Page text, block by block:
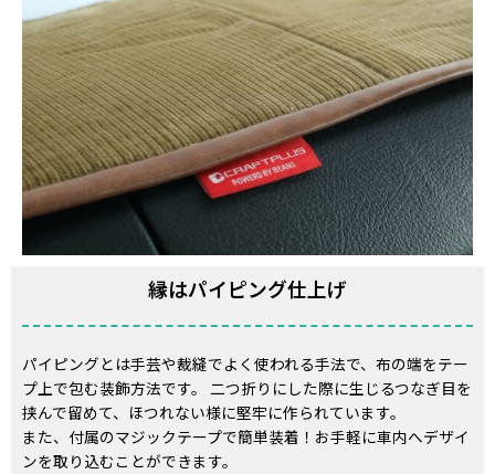
縁はパイピング仕上げ
パイピングとは手芸や裁縫でよく使われる手法で、布の端をテー
プ上で包む装飾方法です。 二つ折りにした際に生じるつなぎ目を
挟んで留めて、ほつれない様に堅牢に作られています。
また、付属のマジックテープで簡単装着！お手軽に車内へデザイ
ンを取り込むことができます。